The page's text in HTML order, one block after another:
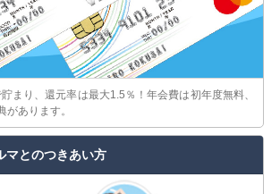
まり、還元率は最大1.5％！年会費は初年度無料、
あります。
マとのつきあい方